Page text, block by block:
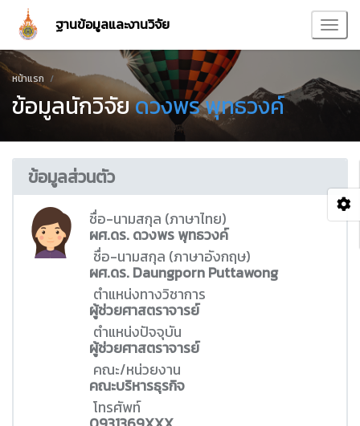
ฐานข้อมูลและงานวิจัย
หน้าแรก
ข้อมูลนักวิจัยดวงพร พุทธวงค์
ข้อมูลส่วนตัว
ชื่อ-นามสกุล (ภาษาไทย)
ผศ.ดร. ดวงพร พุทธวงค์
ชื่อ-นามสกุล (ภาษาอังกฤษ)
ผศ.ดร. Daungporn Puttawong
ตำแหน่งทางวิชาการ
ผู้ช่วยศาสตราจารย์
ตำแหน่งปัจจุบัน
ผู้ช่วยศาสตราจารย์
คณะ/หน่วยงาน
คณะบริหารธุรกิจ
โทรศัพท์